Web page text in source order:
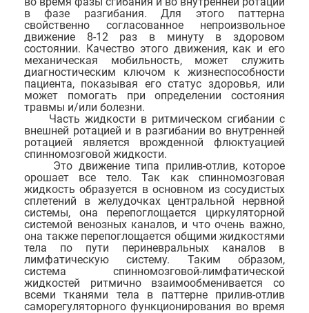
в фазе разгибания. Для этого паттерна
свойственно согласованное непроизвольное
движение 8-12 раз в минуту в здоровом
состоянии. Качество этого движения, как и его
механическая мобильность, может служить
диагностическим ключом к жизнеспособности
пациента, показывая его статус здоровья, или
может помогать при определении состояния
травмы и/или болезни.
Часть жидкости в ритмическом сгибании с
внешней ротацией и в разгибании во внутренней
ротацией является врожденной флюктуацией
спинномозговой жидкости.
Это движение типа прилив-отлив, которое
орошает все тело. Так как спинномозговая
жидкость образуется в основном из сосудистых
сплетений в желудочках центральной нервной
системы, она перепоглощается циркуляторной
системой венозных каналов, и что очень важно,
она также перепоглощается общими жидкостями
тела по пути периневральных каналов в
лимфатическую систему. Таким образом,
система спинномозговой-лимфатической
жидкостей ритмично взаимообменивается со
всеми тканями тела в паттерне прилив-отлив
саморегуляторного функционирования во время